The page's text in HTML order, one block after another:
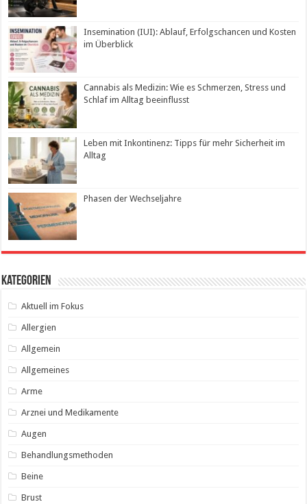
Insemination (IUI): Ablauf, Erfolgschancen und Kosten
im Überblick
Cannabis als Medizin: Wie es Schmerzen, Stress und
Schlaf im Alltag beeinflusst
Leben mit Inkontinenz: Tipps für mehr Sicherheit im
Alltag
Phasen der Wechseljahre
Kategorien
Aktuell im Fokus
Allergien
Allgemein
Allgemeines
Arme
Arznei und Medikamente
Augen
Behandlungsmethoden
Beine
Brust